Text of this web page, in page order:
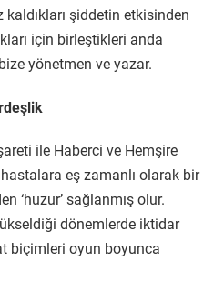
şiddetin etkisinden
için birleştikleri anda
yönetmen ve yazar.
ile Haberci ve Hemşire
hastalara eş zamanlı olarak bir
‘huzur’ sağlanmış olur.
dönemlerde iktidar
biçimleri oyun boyunca